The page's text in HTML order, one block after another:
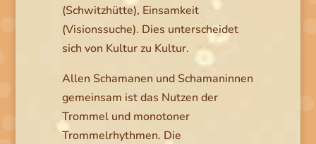
(Schwitzhütte), Einsamkeit
(Visionssuche). Dies unterscheidet
sich von Kultur zu Kultur.
Allen Schamanen und Schamaninnen
gemeinsam ist das Nutzen der
Trommel und monotoner
Trommelrhythmen. Die